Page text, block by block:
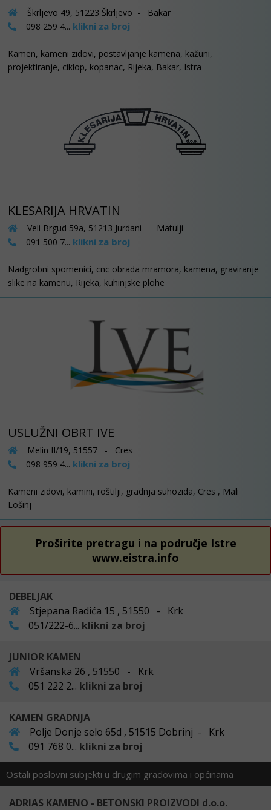
Škrljevo 49, 51223 Škrljevo - Bakar
098 259 4... klikni za broj
Kamen, kameni zidovi, postavljanje kamena, kažuni,
projektiranje, ciklop, kopanac, Rijeka, Bakar, Istra
KLESARIJA HRVATIN
Veli Brgud 59a, 51213 Jurdani - Matulji
091 500 7... klikni za broj
Nadgrobni spomenici, cnc obrada mramora, kamena, graviranje
slike na kamenu, Rijeka, kuhinjske plohe
USLUŽNI OBRT IVE
Melin II/19, 51557 - Cres
098 959 4... klikni za broj
Kameni zidovi, kamini, roštilji, gradnja suhozida, Cres , Mali
Lošinj
Proširite pretragu i na područje Istre
www.eistra.info
DEBELJAK
Stjepana Radića 15 , 51550 - Krk
051/222-6... klikni za broj
JUNIOR KAMEN
Vršanska 26 , 51550 - Krk
051 222 2... klikni za broj
KAMEN GRADNJA
Polje Donje selo 65d , 51515 Dobrinj - Krk
091 768 0... klikni za broj
Ostali poslovni subjekti u drugim gradovima i općinama
ADRIAS KAMENO - BETONSKI PROIZVODI d.o.o.